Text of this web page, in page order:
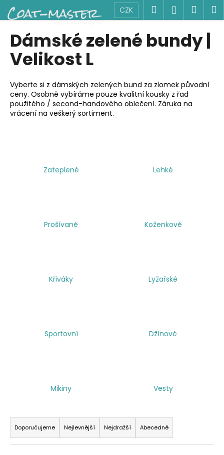
Přejít
na
obsah
CZK Hledat
Dámské zelené bundy |
Velikost L
Vyberte si z dámských zelených bund za zlomek původní
ceny. Osobně vybíráme pouze kvalitní kousky z řad
použitého / second-handového oblečení. Záruka na
vrácení na veškerý sortiment.
Zateplené Lehké
Prošívané Koženkové
Křiváky Lyžařské
Sportovní Džínové
Mikiny Vesty
Ř
a
z
Doporučujeme Nejlevnější Nejdražší Abecedně
o
C
o
p
o
t
ř